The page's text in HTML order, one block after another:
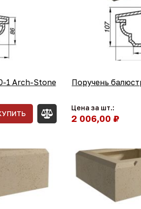
1 Arch-Stone Поручень
Цена за шт.:
2 006,00 ₽